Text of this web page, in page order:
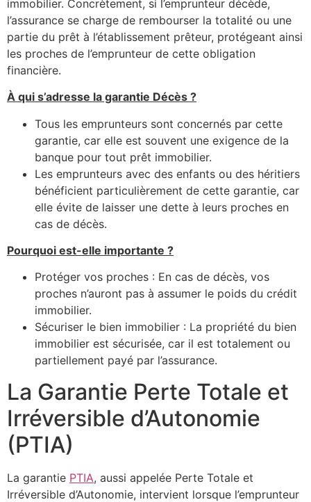
immobilier. Concrètement, si l’emprunteur décède,
l’assurance se charge de rembourser la totalité ou une
partie du prêt à l’établissement prêteur, protégeant ainsi
les proches de l’emprunteur de cette obligation
financière.
À qui s’adresse la garantie Décès ?
Tous les emprunteurs sont concernés par cette
garantie, car elle est souvent une exigence de la
banque pour tout prêt immobilier.
Les emprunteurs avec des enfants ou des héritiers
bénéficient particulièrement de cette garantie, car
elle évite de laisser une dette à leurs proches en
cas de décès.
Pourquoi est-elle importante ?
Protéger vos proches : En cas de décès, vos
proches n’auront pas à assumer le poids du crédit
immobilier.
Sécuriser le bien immobilier : La propriété du bien
immobilier est sécurisée, car il est totalement ou
partiellement payé par l’assurance.
La Garantie Perte Totale et
Irréversible d’Autonomie
(PTIA)
La garantie PTIA, aussi appelée Perte Totale et
Irréversible d’Autonomie, intervient lorsque l’emprunteur